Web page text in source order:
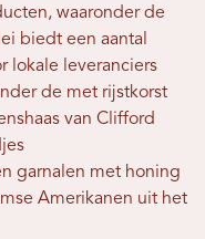
waaronder de
biedt een aantal
lokale leveranciers
de met rijstkorst
van Clifford
garnalen met honing
Amerikanen uit het